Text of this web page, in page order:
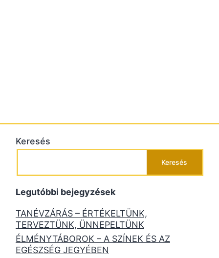
Keresés
Keresés
Legutóbbi bejegyzések
TANÉVZÁRÁS – ÉRTÉKELTÜNK,
TERVEZTÜNK, ÜNNEPELTÜNK
ÉLMÉNYTÁBOROK – A SZÍNEK ÉS AZ
EGÉSZSÉG JEGYÉBEN